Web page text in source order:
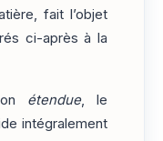
fait l’objet
ci-après à la
étendue, le
intégralement